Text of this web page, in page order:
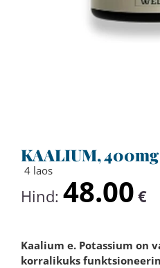
KAALIUM,
4 laos
Hind: 48.00 €
Kaalium e. Potassium on
korralikuks